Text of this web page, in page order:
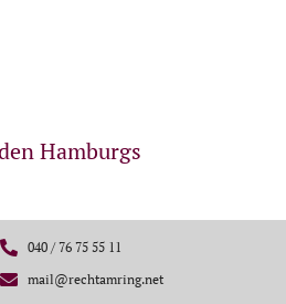
Hamburgs
040 / 76 75 55 11
mail@rechtamring.net